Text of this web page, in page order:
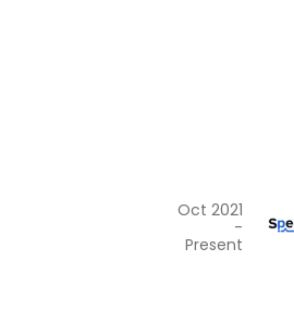
Oct 2021
-
Present